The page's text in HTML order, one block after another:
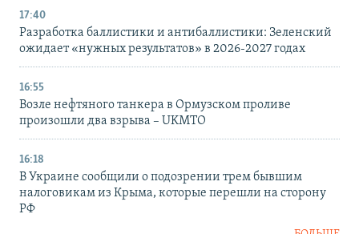
17:40
Разработка баллистики и антибаллистики: Зеленский
ожидает «нужных результатов» в 2026-2027 годах
16:55
Возле нефтяного танкера в Ормузском проливе
произошли два взрыва – UKMTO
16:18
В Украине сообщили о подозрении трем бывшим
налоговикам из Крыма, которые перешли на сторону
РФ